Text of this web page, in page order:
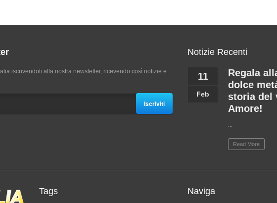
iscrivendoti alla nostra newsletter, ricevendo così notizie e
Iscriviti
Notizie Recenti
11
Feb
Regala
dolce
storia del
Amore!
Read More
Tags Naviga